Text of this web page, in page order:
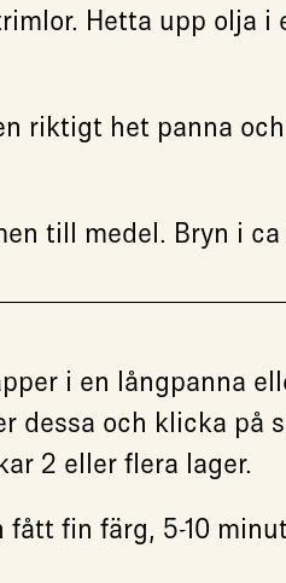
Hetta upp olja i
riktigt het panna
till medel. Bryn i
i en långpanna
dessa och klicka på
2 eller flera lager.
fin färg, 5-10